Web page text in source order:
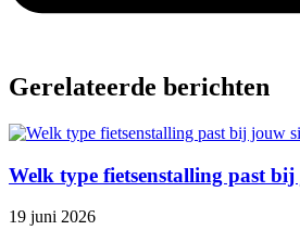
Gerelateerde berichten
Welk type fietsenstalling past
19 juni 2026